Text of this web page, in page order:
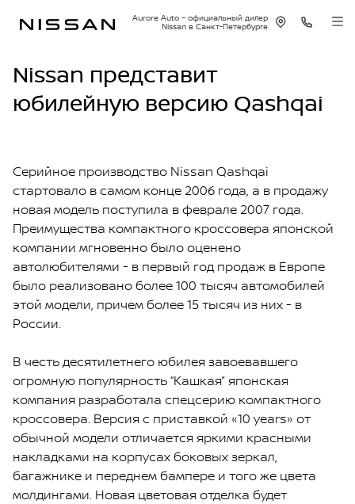
Aurore Auto – официальный дилер
Nissan в Санкт-Петербурге
Nissan представит
юбилейную версию Qashqai
Серийное производство Nissan Qashqai
стартовало в самом конце 2006 года, а в продажу
новая модель поступила в феврале 2007 года.
Преимущества компактного кроссовера японской
компании мгновенно было оценено
автолюбителями - в первый год продаж в Европе
было реализовано более 100 тысяч автомобилей
этой модели, причем более 15 тысяч из них - в
России.
В честь десятилетнего юбилея завоевавшего
огромную популярность “Кашкая” японская
компания разработала спецсерию компактного
кроссовера. Версия с приставкой «10 years» от
обычной модели отличается яркими красными
накладками на корпусах боковых зеркал,
багажнике и переднем бампере и того же цвета
молдингами. Новая цветовая отделка будет